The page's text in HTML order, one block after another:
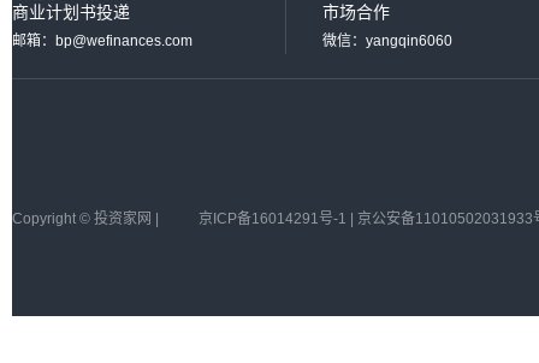
商业计划书投递
邮箱：bp@wefinances.com
市场合作
微信：yangqin6060
Copyright © 投资家网 | 京ICP备16014291号-1 | 京公安备11010502031933